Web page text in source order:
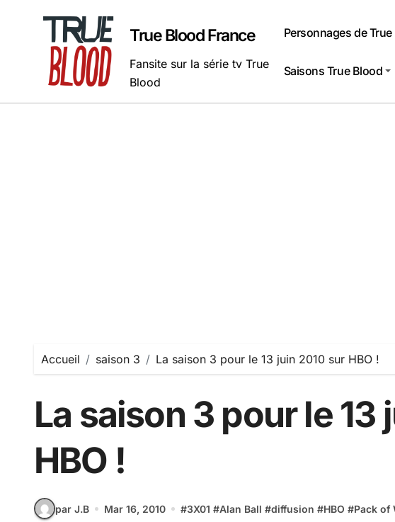
True Blood France
Fansite sur la série tv True
Blood
Personnages de
Saisons True Blood
Accueil saison 3 La saison 3 pour le 13 juin 2010 sur HBO !
La saison 3 pour le 13
HBO !
par J.B Mar 16, 2010 #3X01 #Alan Ball #diffusion #HBO #Pack of